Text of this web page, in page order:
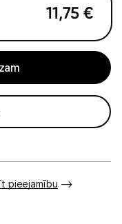
11,75 €
pieejamību